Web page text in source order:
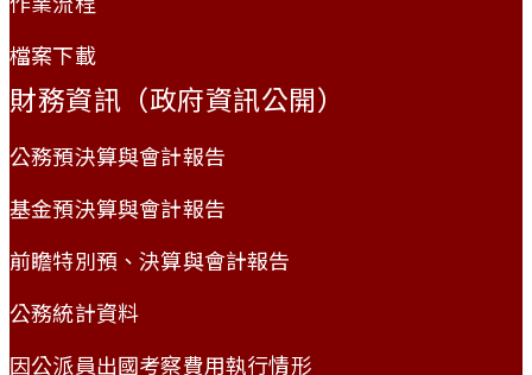
檔案下載
財務資訊（政府資訊公開）
公務預決算與會計報告
基金預決算與會計報告
前瞻特別預、決算與會計報告
公務統計資料
因公派員出國考察費用執行情形